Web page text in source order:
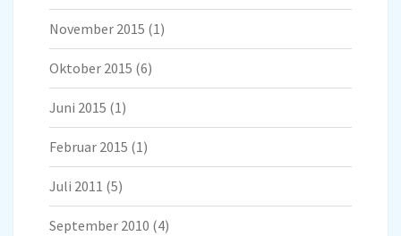
November 2015 (1)
Oktober 2015 (6)
Juni 2015 (1)
Februar 2015 (1)
Juli 2011 (5)
September 2010 (4)